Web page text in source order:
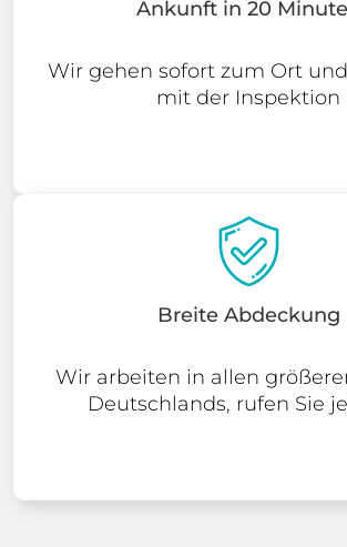
Ankunft in 20
Wir gehen sofort zum Ort
mit der Inspektion
Breite Abdeckung
Wir arbeiten in allen
Deutschlands, rufen Sie